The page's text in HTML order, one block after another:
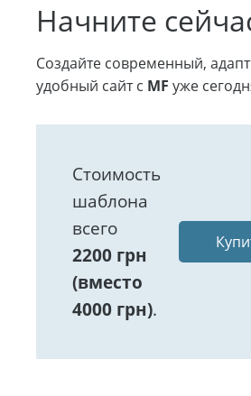
Начните
Создайте современный,
удобный сайт с MF уже
Стоимость
шаблона
всего
2200 грн
(вместо
4000 грн).